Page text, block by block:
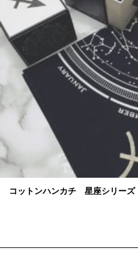
コットンハンカチ 星座シリーズ